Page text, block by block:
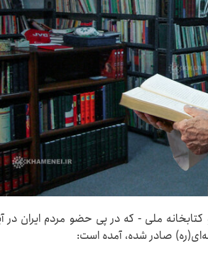
ملی - که در پی حضو مردم ایران در
صادر شده، آمده است: